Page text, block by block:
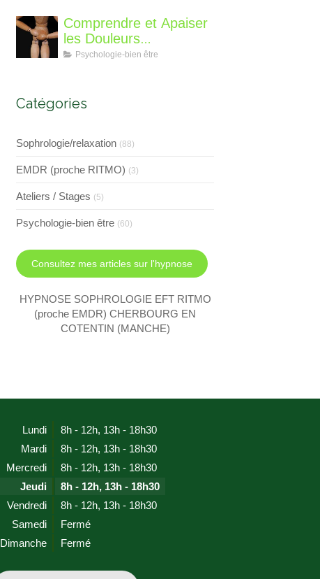
Comprendre et Apaiser
les Douleurs
Neuroplastiques : Une
l'EFT
Psychologie-bien être
Catégories
Sophrologie/relaxation (88)
EMDR (proche RITMO) (3)
Ateliers / Stages (5)
Psychologie-bien être (60)
Consultez mes articles sur l'hypnose
HYPNOSE SOPHROLOGIE EFT RITMO
(proche EMDR) CHERBOURG EN
COTENTIN (MANCHE)
Lundi 8h - 12h, 13h - 18h30
Mardi
8h - 12h, 13h - 18h30
Mercredi
8h - 12h, 13h - 18h30
Jeudi
8h - 12h, 13h - 18h30
Vendredi
8h - 12h, 13h - 18h30
Samedi
Fermé
Dimanche
Fermé